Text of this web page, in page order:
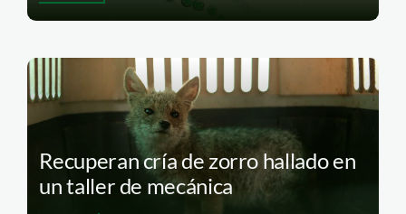
Recuperan cría de zorro hallado en
un taller de mecánica